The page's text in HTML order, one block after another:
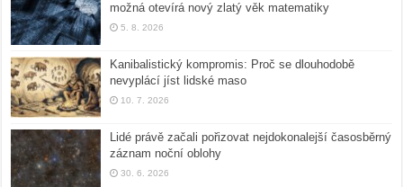
možná otevírá nový zlatý věk matematiky
5. 8. 2026
Kanibalistický kompromis: Proč se dlouhodobě
nevyplácí jíst lidské maso
10. 7. 2026
Lidé právě začali pořizovat nejdokonalejší časosběrný
záznam noční oblohy
30. 6. 2026